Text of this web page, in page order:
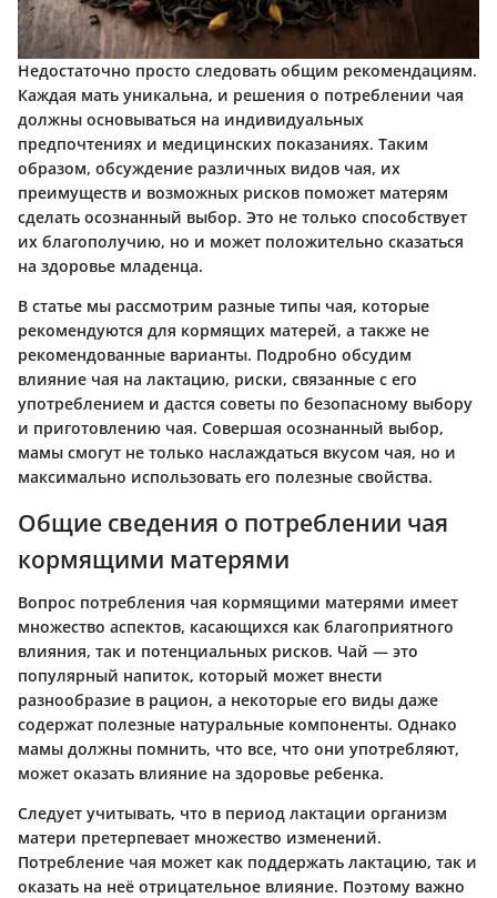
Недостаточно просто следовать общим рекомендациям.
Каждая мать уникальна, и решения о потреблении чая
должны основываться на индивидуальных
предпочтениях и медицинских показаниях. Таким
образом, обсуждение различных видов чая, их
преимуществ и возможных рисков поможет матерям
сделать осознанный выбор. Это не только способствует
их благополучию, но и может положительно сказаться
на здоровье младенца.
В статье мы рассмотрим разные типы чая, которые
рекомендуются для кормящих матерей, а также не
рекомендованные варианты. Подробно обсудим
влияние чая на лактацию, риски, связанные с его
употреблением и дастся советы по безопасному выбору
и приготовлению чая. Совершая осознанный выбор,
мамы смогут не только наслаждаться вкусом чая, но и
максимально использовать его полезные свойства.
Общие сведения о потреблении чая
кормящими матерями
Вопрос потребления чая кормящими матерями имеет
множество аспектов, касающихся как благоприятного
влияния, так и потенциальных рисков. Чай — это
популярный напиток, который может внести
разнообразие в рацион, а некоторые его виды даже
содержат полезные натуральные компоненты. Однако
мaмы должны помнить, что все, что они употребляют,
может оказать влияние на здоровье ребенка.
Следует учитывать, что в период лактации организм
матери претерпевает множество изменений.
Потребление чая может как поддержать лактацию, так и
оказать на неё отрицательное влияние. Поэтому важно